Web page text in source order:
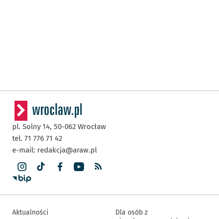
pl. Solny 14, 50-062 Wrocław
tel. 71 776 71 42
e-mail: redakcja@araw.pl
Aktualności
Dla osób z